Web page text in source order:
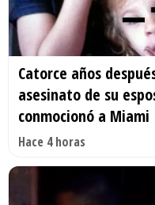
Catorce años
asesinato de su
conmocionó a Miami
Hace 4 horas